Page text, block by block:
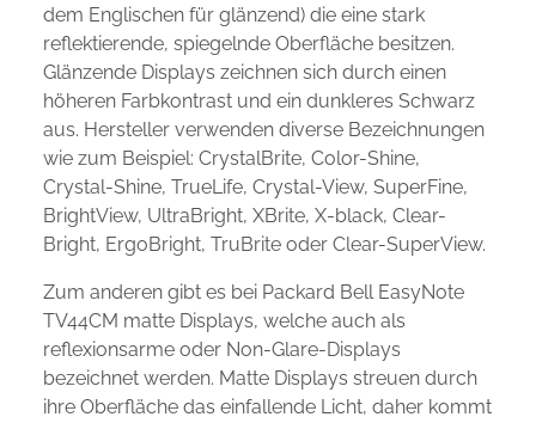
dem Englischen für glänzend) die eine stark
reflektierende, spiegelnde Oberfläche besitzen.
Glänzende Displays zeichnen sich durch einen
höheren Farbkontrast und ein dunkleres Schwarz
aus. Hersteller verwenden diverse Bezeichnungen
wie zum Beispiel: CrystalBrite, Color-Shine,
Crystal-Shine, TrueLife, Crystal-View, SuperFine,
BrightView, UltraBright, XBrite, X-black, Clear-
Bright, ErgoBright, TruBrite oder Clear-SuperView.
Zum anderen gibt es bei Packard Bell EasyNote
TV44CM matte Displays, welche auch als
reflexionsarme oder Non-Glare-Displays
bezeichnet werden. Matte Displays streuen durch
ihre Oberfläche das einfallende Licht, daher kommt